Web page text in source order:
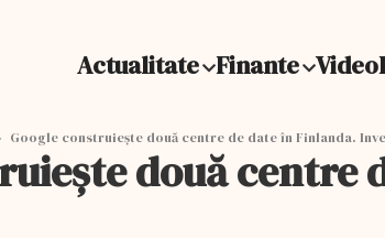
Actualitate Finante Video
Google construiește două centre de date în Finlanda.
două centre